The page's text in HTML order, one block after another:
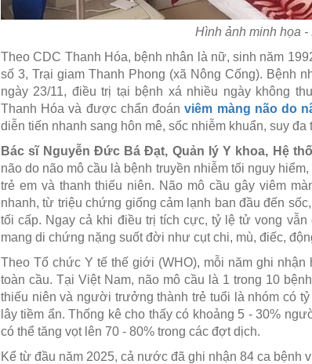
Hình ảnh minh họa
Theo CDC Thanh Hóa, bệnh nhân là nữ, sinh năm
số 3, Trại giam Thanh Phong (xã Nông Cống). Bệnh
ngày 23/11, điều trị tại bệnh xá nhiều ngày không
Thanh Hóa và được chẩn đoánviêm màng não do
diễn tiến nhanh sang hôn mê, sốc nhiễm khuẩn, suy
Bác sĩ Nguyễn Đức Bá Đạt, Quản lý Y khoa, Hệ
não do não mô cầu là bệnh truyền nhiễm tối nguy
trẻ em và thanh thiếu niên. Não mô cầu gây viêm
nhanh, từ triệu chứng giống cảm lạnh ban đầu đến
tối cấp. Ngay cả khi điều trị tích cực, tỷ lệ tử vong
mang di chứng nặng suốt đời như cụt chi, mù, điếc,
Theo Tổ chức Y tế thế giới (WHO), mỗi năm ghi
toàn cầu. Tại Việt Nam, não mô cầu là 1 trong 10
thiếu niên và người trưởng thành trẻ tuổi là nhóm có
lây tiềm ẩn. Thống kê cho thấy có khoảng 5 - 30%
có thể tăng vọt lên 70 - 80% trong các đợt dịch.
Kể từ đầu năm 2025, cả nước đã ghi nhận 84 ca bệnh